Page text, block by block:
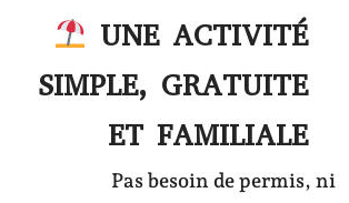
UNE ACTIVITÉ
SIMPLE, GRATUITE
ET FAMILIALE
Pas besoin de permis, ni